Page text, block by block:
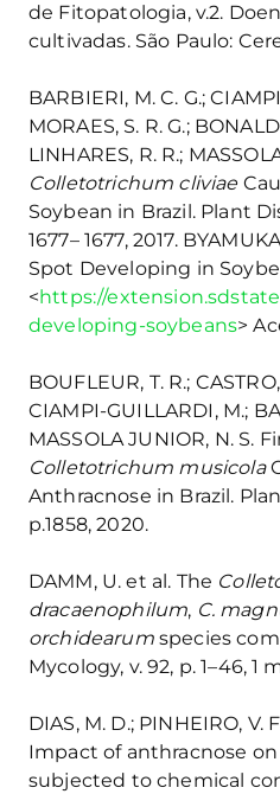
de Fitopatologia, v.2.
cultivadas. São Paulo:
BARBIERI, M. C. G.;
MORAES, S. R. G.;
LINHARES, R. R.;
Colletotrichum cliviae
Soybean in Brazil. Plant
1677– 1677, 2017.
Spot Developing in
<https://
developing-soybeans>
BOUFLEUR, T. R.;
CIAMPI-GUILLARDI, M.;
MASSOLA JUNIOR, N. S.
Colletotrichum musicola
Anthracnose in Brazil.
p.1858, 2020.
DAMM, U. et al. The
dracaenophilum, C.
orchidearumspecies
Mycology, v. 92, p. 1–46, 1
DIAS, M. D.; PINHEIRO, V.
Impact of anthracnose
subjected to chemical